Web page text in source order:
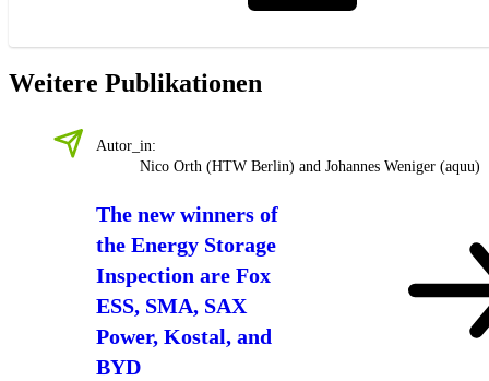
Weitere Publikationen
Autor_in:
Nico Orth (HTW Berlin) and Johannes Weniger (aquu)
The new winners of
the Energy Storage
Inspection are Fox
ESS, SMA, SAX
Power, Kostal, and
BYD